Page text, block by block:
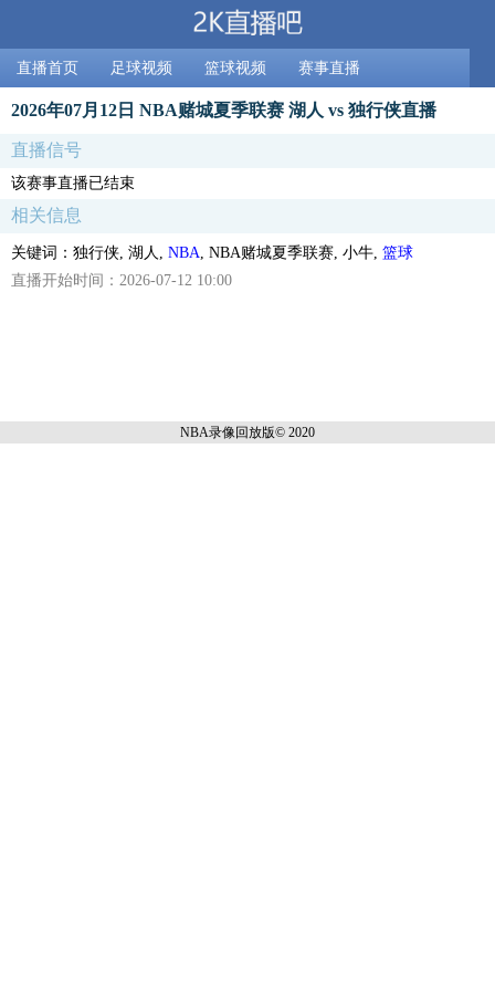
直播首页 足球视频 篮球视频 赛事直播
2026年07月12日 NBA赌城夏季联赛 湖人 vs 独行侠直播
直播信号
该赛事直播已结束
相关信息
关键词：独行侠, 湖人, NBA , NBA赌城夏季联赛, 小牛, 篮球
直播开始时间：2026-07-12 10:00
NBA录像回放版© 2020